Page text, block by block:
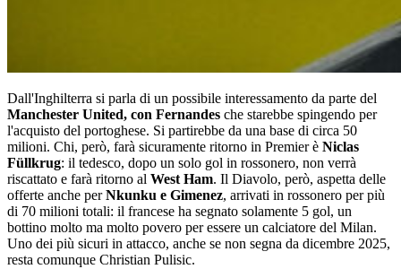
Dall'Inghilterra si parla di un possibile interessamento da parte del
Manchester United, con Fernandes che starebbe spingendo per
l'acquisto del portoghese. Si partirebbe da una base di circa 50
milioni. Chi, però, farà sicuramente ritorno in Premier è Niclas
Füllkrug: il tedesco, dopo un solo gol in rossonero, non verrà
riscattato e farà ritorno al West Ham. Il Diavolo, però, aspetta delle
offerte anche perNkunku e Gimenez, arrivati in rossonero per più
di 70 milioni totali: il francese ha segnato solamente 5 gol, un
bottino molto ma molto povero per essere un calciatore del Milan.
Uno dei più sicuri in attacco, anche se non segna da dicembre 2025,
resta comunque Christian Pulisic.